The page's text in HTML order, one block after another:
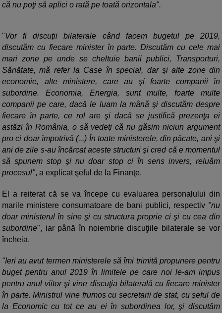
că nu poţi să aplici o rată pe toată orizontala".
"Vor fi discuţii bilaterale când facem bugetul pe 2019,
discutăm cu fiecare minister în parte. Discutăm cu cele mai
mari zone pe unde se cheltuie banii publici, Transporturi,
Sănătate, mă refer la Case în special, dar şi alte zone din
economie, alte ministere, care au şi foarte companii în
subordine. Economia, Energia, sunt multe, foarte multe
companii pe care, dacă le luam la mână şi discutăm despre
fiecare în parte, ce rol are şi dacă se justifică prezenţa ei
astăzi în România, o să vedeţi că nu găsim niciun argument
pro ci doar împotrivă (...) În toate ministerele, din păcate, ani şi
ani de zile s-au încărcat aceste structuri şi cred că e momentul
să spunem stop şi nu doar stop ci în sens invers, reluăm
procesul", a explicat şeful de la Finanţe.
El a reiterat că se va începe cu evaluarea personalului din
marile ministere consumatoare de bani publici, respectiv "nu
doar ministerul în sine şi cu structura proprie ci şi cu cea din
subordine", iar până în noiembrie discuţiile bilaterale se vor
încheia.
"Ieri au avut termen ministerele să îmi trimită propunere pentru
buget pentru anul 2019 în limitele pe care noi le-am impus
pentru anul viitor şi vine discuţia bilaterală cu fiecare minister
în parte. Ministrul vine frumos cu secretarii de stat, cu şeful de
la Economic cu tot ce au ei în subordinea lor, şi discutăm